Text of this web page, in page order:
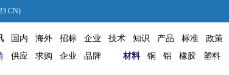
国内 海外 招标 企业 技术 知识 产品 标准
政策
供应 求购 企业 品牌 材料 铜 铝 橡胶 塑料